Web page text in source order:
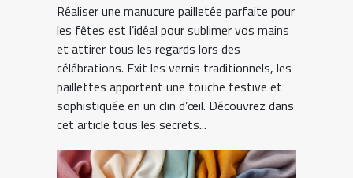
Réaliser une manucure pailletée parfaite pour
les fêtes est l’idéal pour sublimer vos mains
et attirer tous les regards lors des
célébrations. Exit les vernis traditionnels, les
paillettes apportent une touche festive et
sophistiquée en un clin d’œil. Découvrez dans
cet article tous les secrets...